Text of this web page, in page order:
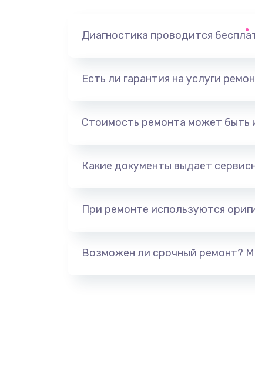
Диагностика проводится
Есть ли гарантия на услуги
Стоимость ремонта может быть
Какие документы выдает
При ремонте используются
Возможен ли срочный ремонт?